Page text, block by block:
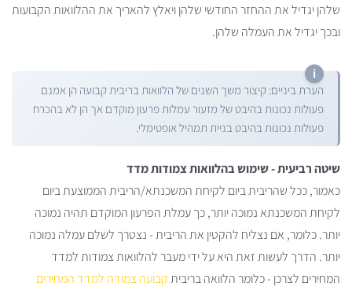
שלהן יגדיל את ההחזר החודשי שלהן ויאלץ להאריך את ההלוואות הקבועות
ובכך יגדיל את העמלה שלהן.
הערת ביניים: קיצור משך השנים של הלוואות בריבית קבועה הן אמנם
פעולות נכונות בהיבט של מזעור עמלות פרעון מוקדם אך הן לא בהכרח
פעולות נכונות בהיבט בניית תמהיל אופטימלי.
שיטה רביעית - שימוש בהלוואות צמודות מדד
כאמור, ככל שהריבית ביום לקיחת המשכנתא/הריבית הממוצעת ביום
לקיחת המשכנתא נמוכה יותר, כך עמלת הפרעון המוקדם תהיה נמוכה
יותר. כלומר, אם נצליח להקטין את הריבית - נצטרך לשלם עמלה נמוכה
יותר. הדרך לעשות זאת היא על ידי מעבר להלוואות צמודות למדד
המחירים לצרכן - כלומר הלוואה בריביתקבועה צמודה למדד המחירים